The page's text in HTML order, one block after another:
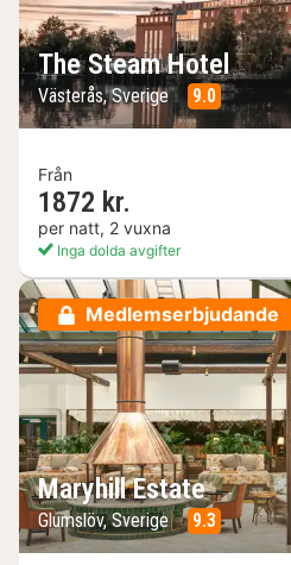
The Steam Hotel
Västerås, Sverige 9.0
Från
1872 kr.
per natt, 2 vuxna
Inga dolda avgifter
Medlemserbjudande
Maryhill Estate
Glumslöv, Sverige 9.3